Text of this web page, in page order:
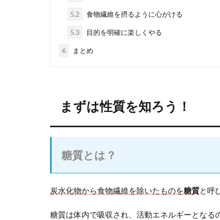
5.2 食物繊維を摂るように心がける
5.3 目的を明確に楽しくやる
6 まとめ
まずは性質を知ろう！
糖質とは？
炭水化物から食物繊維を除いたものを糖質と呼
糖質は体内で吸収され、活動エネルギーとなる